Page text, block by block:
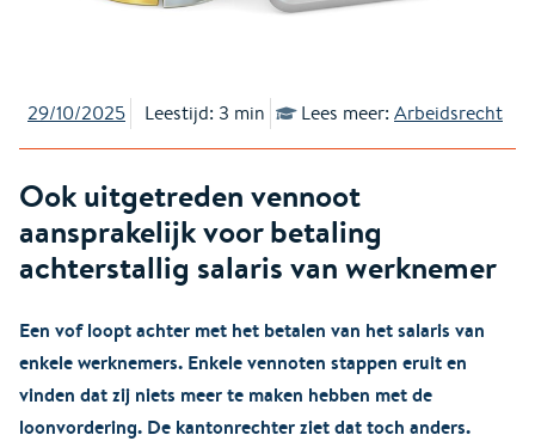
29/10/2025 Leestijd: 3 min Lees meer: Arbeidsrecht
Ook uitgetreden vennoot
aansprakelijk voor betaling
achterstallig salaris van werknemer
Een vof loopt achter met het betalen van het salaris van
enkele werknemers. Enkele vennoten stappen eruit en
vinden dat zij niets meer te maken hebben met de
loonvordering. De kantonrechter ziet dat toch anders.